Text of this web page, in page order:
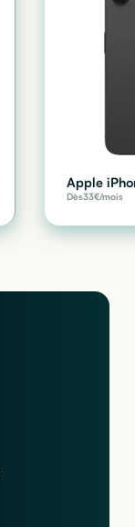
Apple
Dès33€/mois